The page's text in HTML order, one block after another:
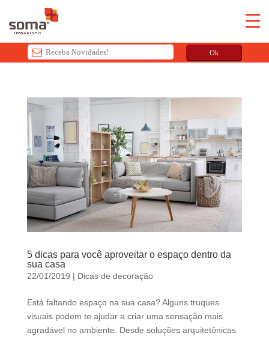
Ok
i
e
l
d
s
h
o
l
d
e
l
e
5 dicas para você aproveitar o espaço dentro da
sua casa
22/01/2019 | Dicas de decoração
Está faltando espaço na sua casa? Alguns truques
visuais podem te ajudar a criar uma sensação mais
agradável no ambiente. Desde soluções arquitetônicas